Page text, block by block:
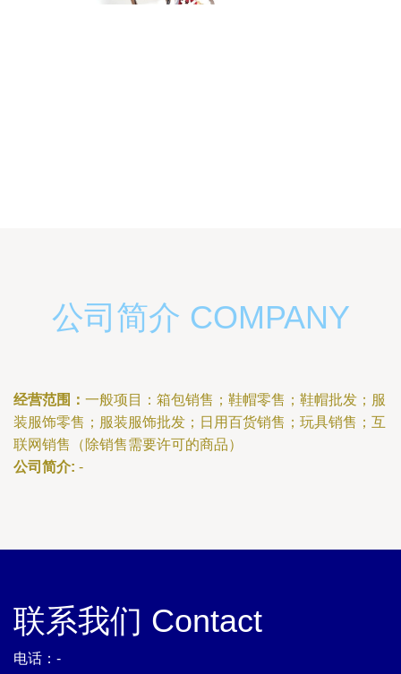
公司简介 COMPANY
经营范围： 一般项目：箱包销售；鞋帽零售；鞋帽批发；服
装服饰零售；服装服饰批发；日用百货销售；玩具销售；互
联网销售（除销售需要许可的商品）
公司简介: -
联系我们 Contact
电话：-